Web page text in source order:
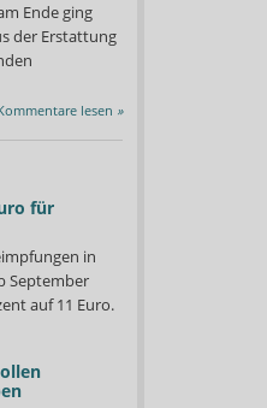
Ende ging
der Erstattung
lesen »
für
in
September
auf 11 Euro.